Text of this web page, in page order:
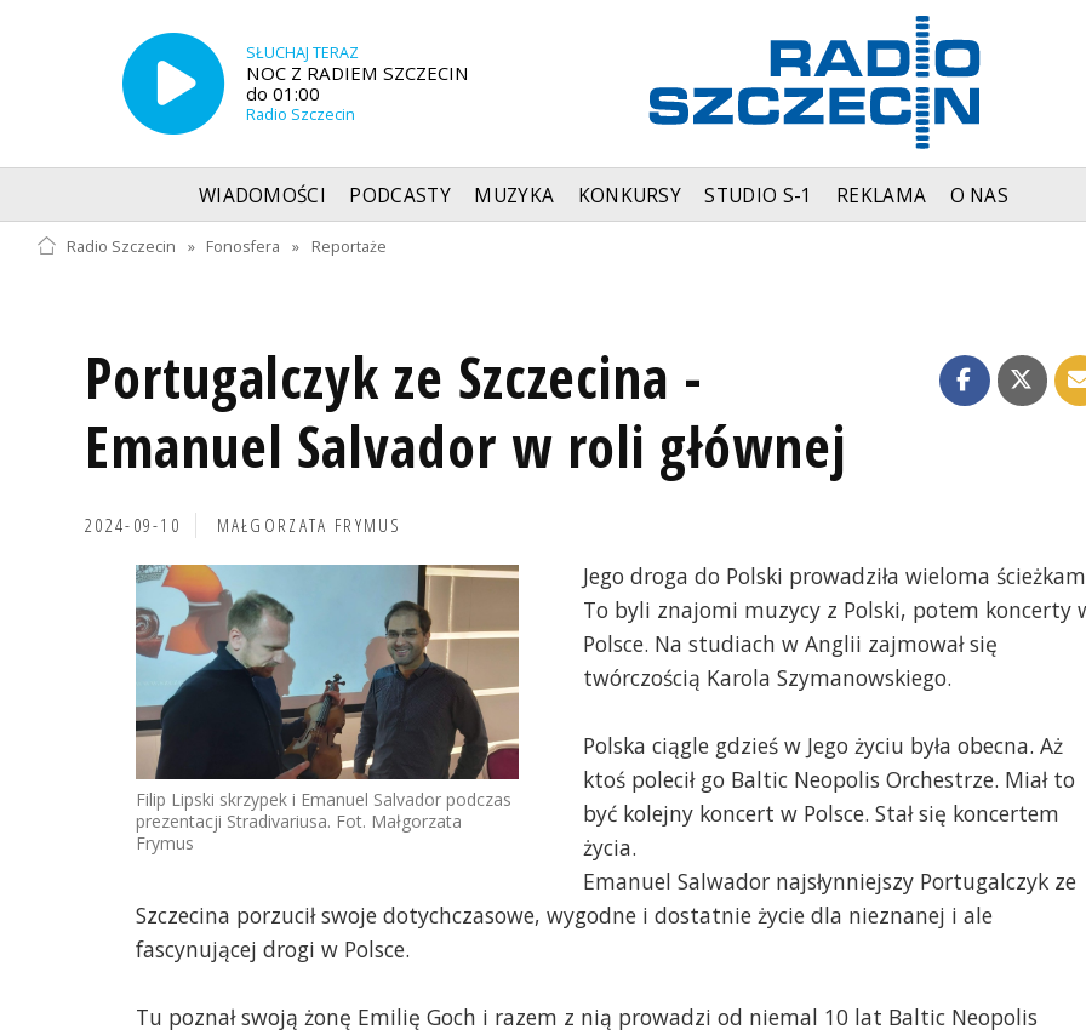
SŁUCHAJ TERAZ
NOC Z RADIEM SZCZECIN
do 01:00
Radio Szczecin
WIADOMOŚCI PODCASTY MUZYKA KONKURSY STUDIO S-1 REKLAMA O NAS
Radio Szczecin » Fonosfera » Reportaże
Portugalczyk ze Szczecina -
Emanuel Salvador w roli głównej
2024-09-10 MAŁGORZATA FRYMUS
Filip Lipski skrzypek i Emanuel Salvador podczas
prezentacji Stradivariusa. Fot. Małgorzata
Frymus
Jego droga do Polski prowadziła wieloma
To byli znajomi muzycy z Polski, potem koncerty
Polsce. Na studiach w Anglii zajmował się
twórczością Karola Szymanowskiego.
Polska ciągle gdzieś w Jego życiu była obecna. Aż
ktoś polecił go Baltic Neopolis Orchestrze. Miał to
być kolejny koncert w Polsce. Stał się koncertem
życia.
Emanuel Salwador najsłynniejszy Portugalczyk ze
Szczecina porzucił swoje dotychczasowe, wygodne i dostatnie życie dla nieznanej i ale
fascynującej drogi w Polsce.
Tu poznał swoją żonę Emilię Goch i razem z nią prowadzi od niemal 10 lat Baltic Neopolis